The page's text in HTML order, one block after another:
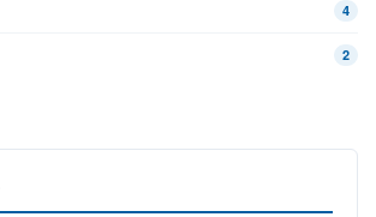
4
2